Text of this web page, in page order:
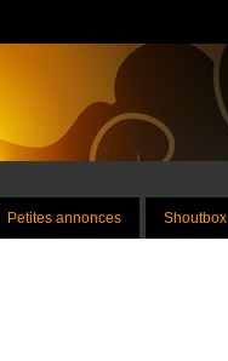
Petites annonces Shoutbox